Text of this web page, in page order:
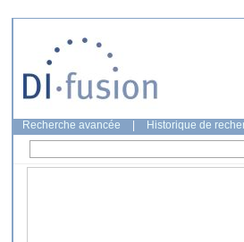
Recherche avancée Historique de